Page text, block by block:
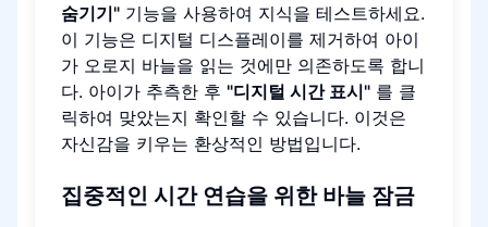
숨기기" 기능을 사용하여 지식을 테스트하세요.
이 기능은 디지털 디스플레이를 제거하여 아이
가 오로지 바늘을 읽는 것에만 의존하도록 합니
다. 아이가 추측한 후 "디지털 시간 표시" 를 클
릭하여 맞았는지 확인할 수 있습니다. 이것은
자신감을 키우는 환상적인 방법입니다.
집중적인 시간 연습을 위한 바늘 잠금